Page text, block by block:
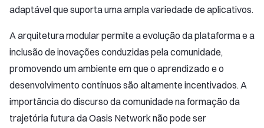
adaptável que suporta uma ampla variedade de aplicativos.
A arquitetura modular permite a evolução da plataforma e a
inclusão de inovações conduzidas pela comunidade,
promovendo um ambiente em que o aprendizado e o
desenvolvimento contínuos são altamente incentivados. A
importância do discurso da comunidade na formação da
trajetória futura da Oasis Network não pode ser